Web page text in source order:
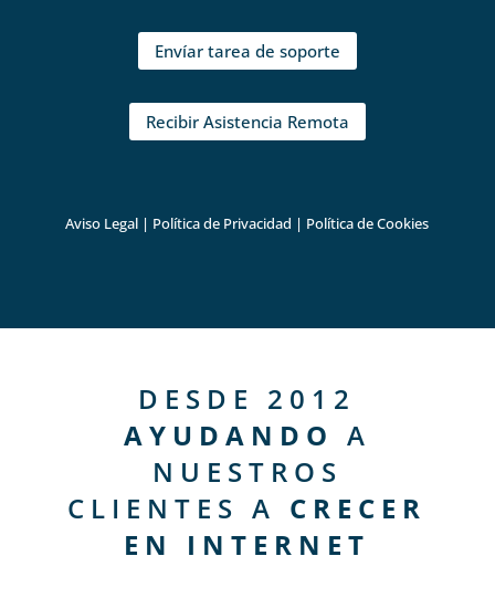
Envíar tarea de soporte
Recibir Asistencia Remota
Aviso Legal | Política de Privacidad | Política de Cookies
DESDE 2012
AYUDANDO A
NUESTROS
CLIENTES A CRECER
EN INTERNET